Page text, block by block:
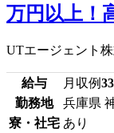
万円以上！
UTエージェント
給与 月収例
勤務地
兵庫県
寮・社宅 あり